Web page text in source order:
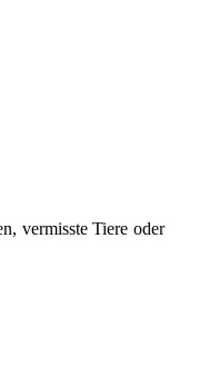
vermisste Tiere oder